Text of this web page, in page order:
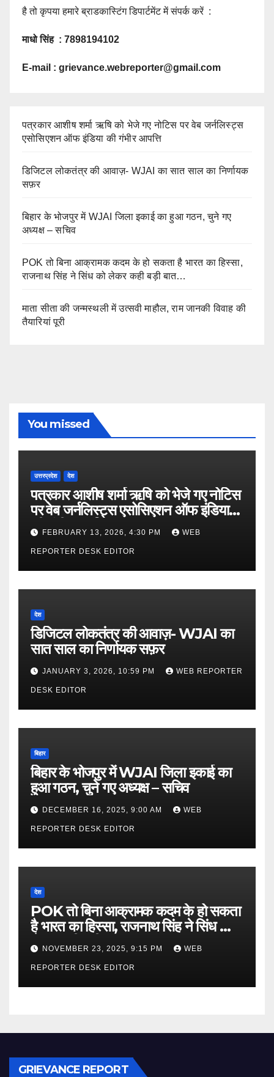
है तो कृपया हमारे ब्राडकास्टिंग डिपार्टमेंट में संपर्क करें :
माधो सिंह : 7898194102
E-mail : grievance.webreporter@gmail.com
पत्रकार आशीष शर्मा ऋषि को भेजे गए नोटिस पर वेब जर्नलिस्ट्स
एसोसिएशन ऑफ इंडिया की गंभीर आपत्ति
डिजिटल लोकतंत्र की आवाज़- WJAI का सात साल का निर्णायक
सफ़र
बिहार के भोजपुर में WJAI जिला इकाई का हुआ गठन, चुने गए
अध्यक्ष – सचिव
POK तो बिना आक्रामक कदम के हो सकता है भारत का हिस्सा,
राजनाथ सिंह ने सिंध को लेकर कही बड़ी बात…
माता सीता की जन्मस्थली में उत्सवी माहौल, राम जानकी विवाह की
तैयारियां पूरी
You missed
उत्तरप्रदेश देश
पत्रकार आशीष शर्मा ऋषि को भेजे गए नोटिस
पर वेब जर्नलिस्ट्स एसोसिएशन ऑफ इंडिया
की गंभीर आपत्ति
FEBRUARY 13, 2026, 4:30 PM WEB
REPORTER DESK EDITOR
देश
डिजिटल लोकतंत्र की आवाज़- WJAI का
सात साल का निर्णायक सफ़र
JANUARY 3, 2026, 10:59 PM WEB REPORTER
DESK EDITOR
बिहार
बिहार के भोजपुर में WJAI जिला इकाई का
हुआ गठन, चुने गए अध्यक्ष – सचिव
DECEMBER 16, 2025, 9:00 AM WEB
REPORTER DESK EDITOR
देश
POK तो बिना आक्रामक कदम के हो सकता
है भारत का हिस्सा, राजनाथ सिंह ने सिंध को
लेकर कही बड़ी बात…
NOVEMBER 23, 2025, 9:15 PM WEB
REPORTER DESK EDITOR
GRIEVANCE REPORT